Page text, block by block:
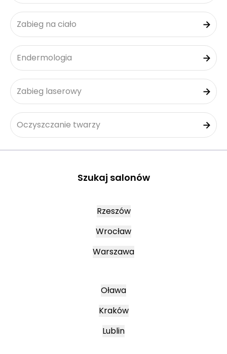
Zabieg na ciało
Endermologia
Zabieg laserowy
Oczyszczanie twarzy
Szukaj salonów
Rzeszów
Wrocław
Warszawa
Oława
Kraków
Lublin